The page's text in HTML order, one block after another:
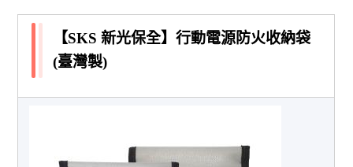
【SKS 新光保全】行動電源防火收納袋
(臺灣製)